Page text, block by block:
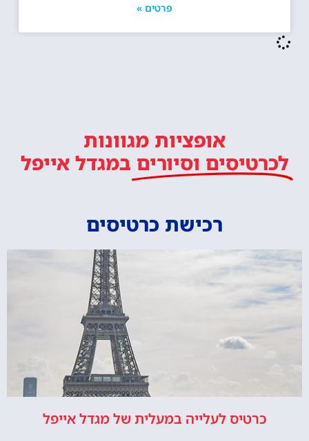
פרטים »
אופציות מגוונות
לכרטיסים וסיורים במגדל אייפל
רכישת כרטיסים
כרטיס לעלייה במעלית של מגדל אייפל